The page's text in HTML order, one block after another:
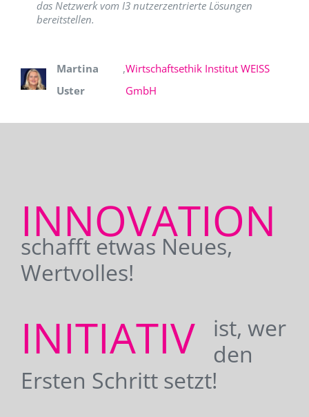
das Netzwerk vom I3 nutzerzentrierte Lösungen
bereitstellen.
Martina
Uster
,Wirtschaftsethik Institut WEISS
GmbH
INNOVATION
schafft etwas Neues,
Wertvolles!
INITIATIV
ist, wer
den
Ersten Schritt setzt!